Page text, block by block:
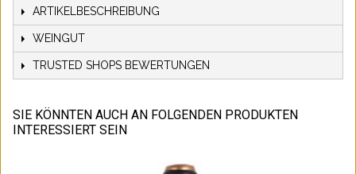
ARTIKELBESCHREIBUNG
WEINGUT
TRUSTED SHOPS BEWERTUNGEN
SIE KÖNNTEN AUCH AN FOLGENDEN PRODUKTEN
INTERESSIERT SEIN